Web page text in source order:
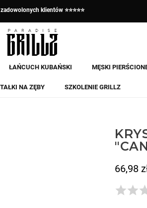
ŁAŃCUCH KUBAŃSKI MĘSKI
NA ZĘBY SZKOLENIE GRILLZ
66,98